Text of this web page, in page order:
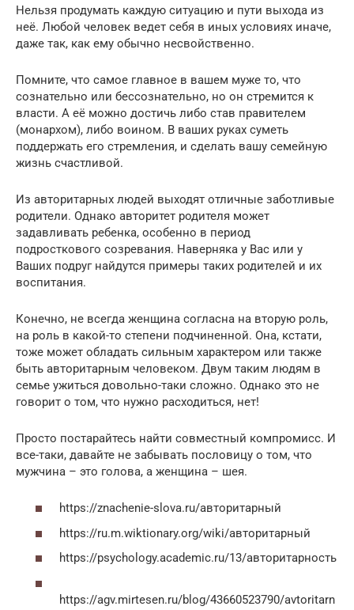
Нельзя продумать каждую ситуацию и пути выхода из
неё. Любой человек ведет себя в иных условиях иначе,
даже так, как ему обычно несвойственно.
Помните, что самое главное в вашем муже то, что
сознательно или бессознательно, но он стремится к
власти. А её можно достичь либо став правителем
(монархом), либо воином. В ваших руках суметь
поддержать его стремления, и сделать вашу семейную
жизнь счастливой.
Из авторитарных людей выходят отличные заботливые
родители. Однако авторитет родителя может
задавливать ребенка, особенно в период
подросткового созревания. Наверняка у Вас или у
Ваших подруг найдутся примеры таких родителей и их
воспитания.
Конечно, не всегда женщина согласна на вторую роль,
на роль в какой-то степени подчиненной. Она, кстати,
тоже может обладать сильным характером или также
быть авторитарным человеком. Двум таким людям в
семье ужиться довольно-таки сложно. Однако это не
говорит о том, что нужно расходиться, нет!
Просто постарайтесь найти совместный компромисс. И
все-таки, давайте не забывать пословицу о том, что
мужчина – это голова, а женщина – шея.
https://znachenie-slova.ru/авторитарный
https://ru.m.wiktionary.org/wiki/авторитарный
https://psychology.academic.ru/13/авторитарность
https://agv.mirtesen.ru/blog/43660523790/avtoritarn